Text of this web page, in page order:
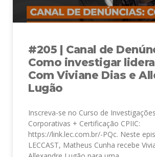
#205 | Canal de
Como investigar
Com Viviane Dias e
Lugão
Inscreva-se no Curso de
Corporativas + Certificação CPIIC:
https://link.lec.com.br/-PQc. Neste
LECCAST, Matheus Cunha recebe